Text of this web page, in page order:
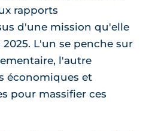
rapports
d'une mission qu'elle
L'un se penche sur
l'autre
économiques et
pour massifier ces